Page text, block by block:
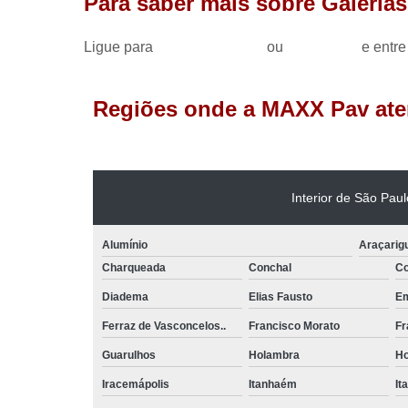
Ligue para ou e
Regiões onde a MAXX Pav
Interior de São
Alumínio
Charqueada
Conchal
Diadema Elias Fausto
Ferraz de Vasconcelos.. Francisco Morato
Guarulhos Holambra
Iracemápolis Itanhaém